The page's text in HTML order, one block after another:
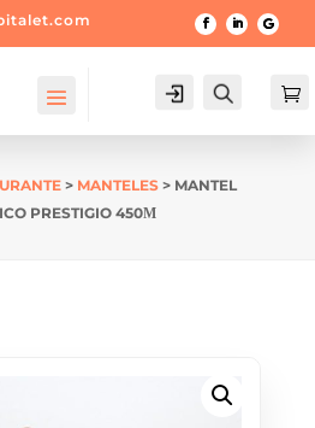
Login Buscar
> MANTELES> MANTEL
PRESTIGIO 450Μ